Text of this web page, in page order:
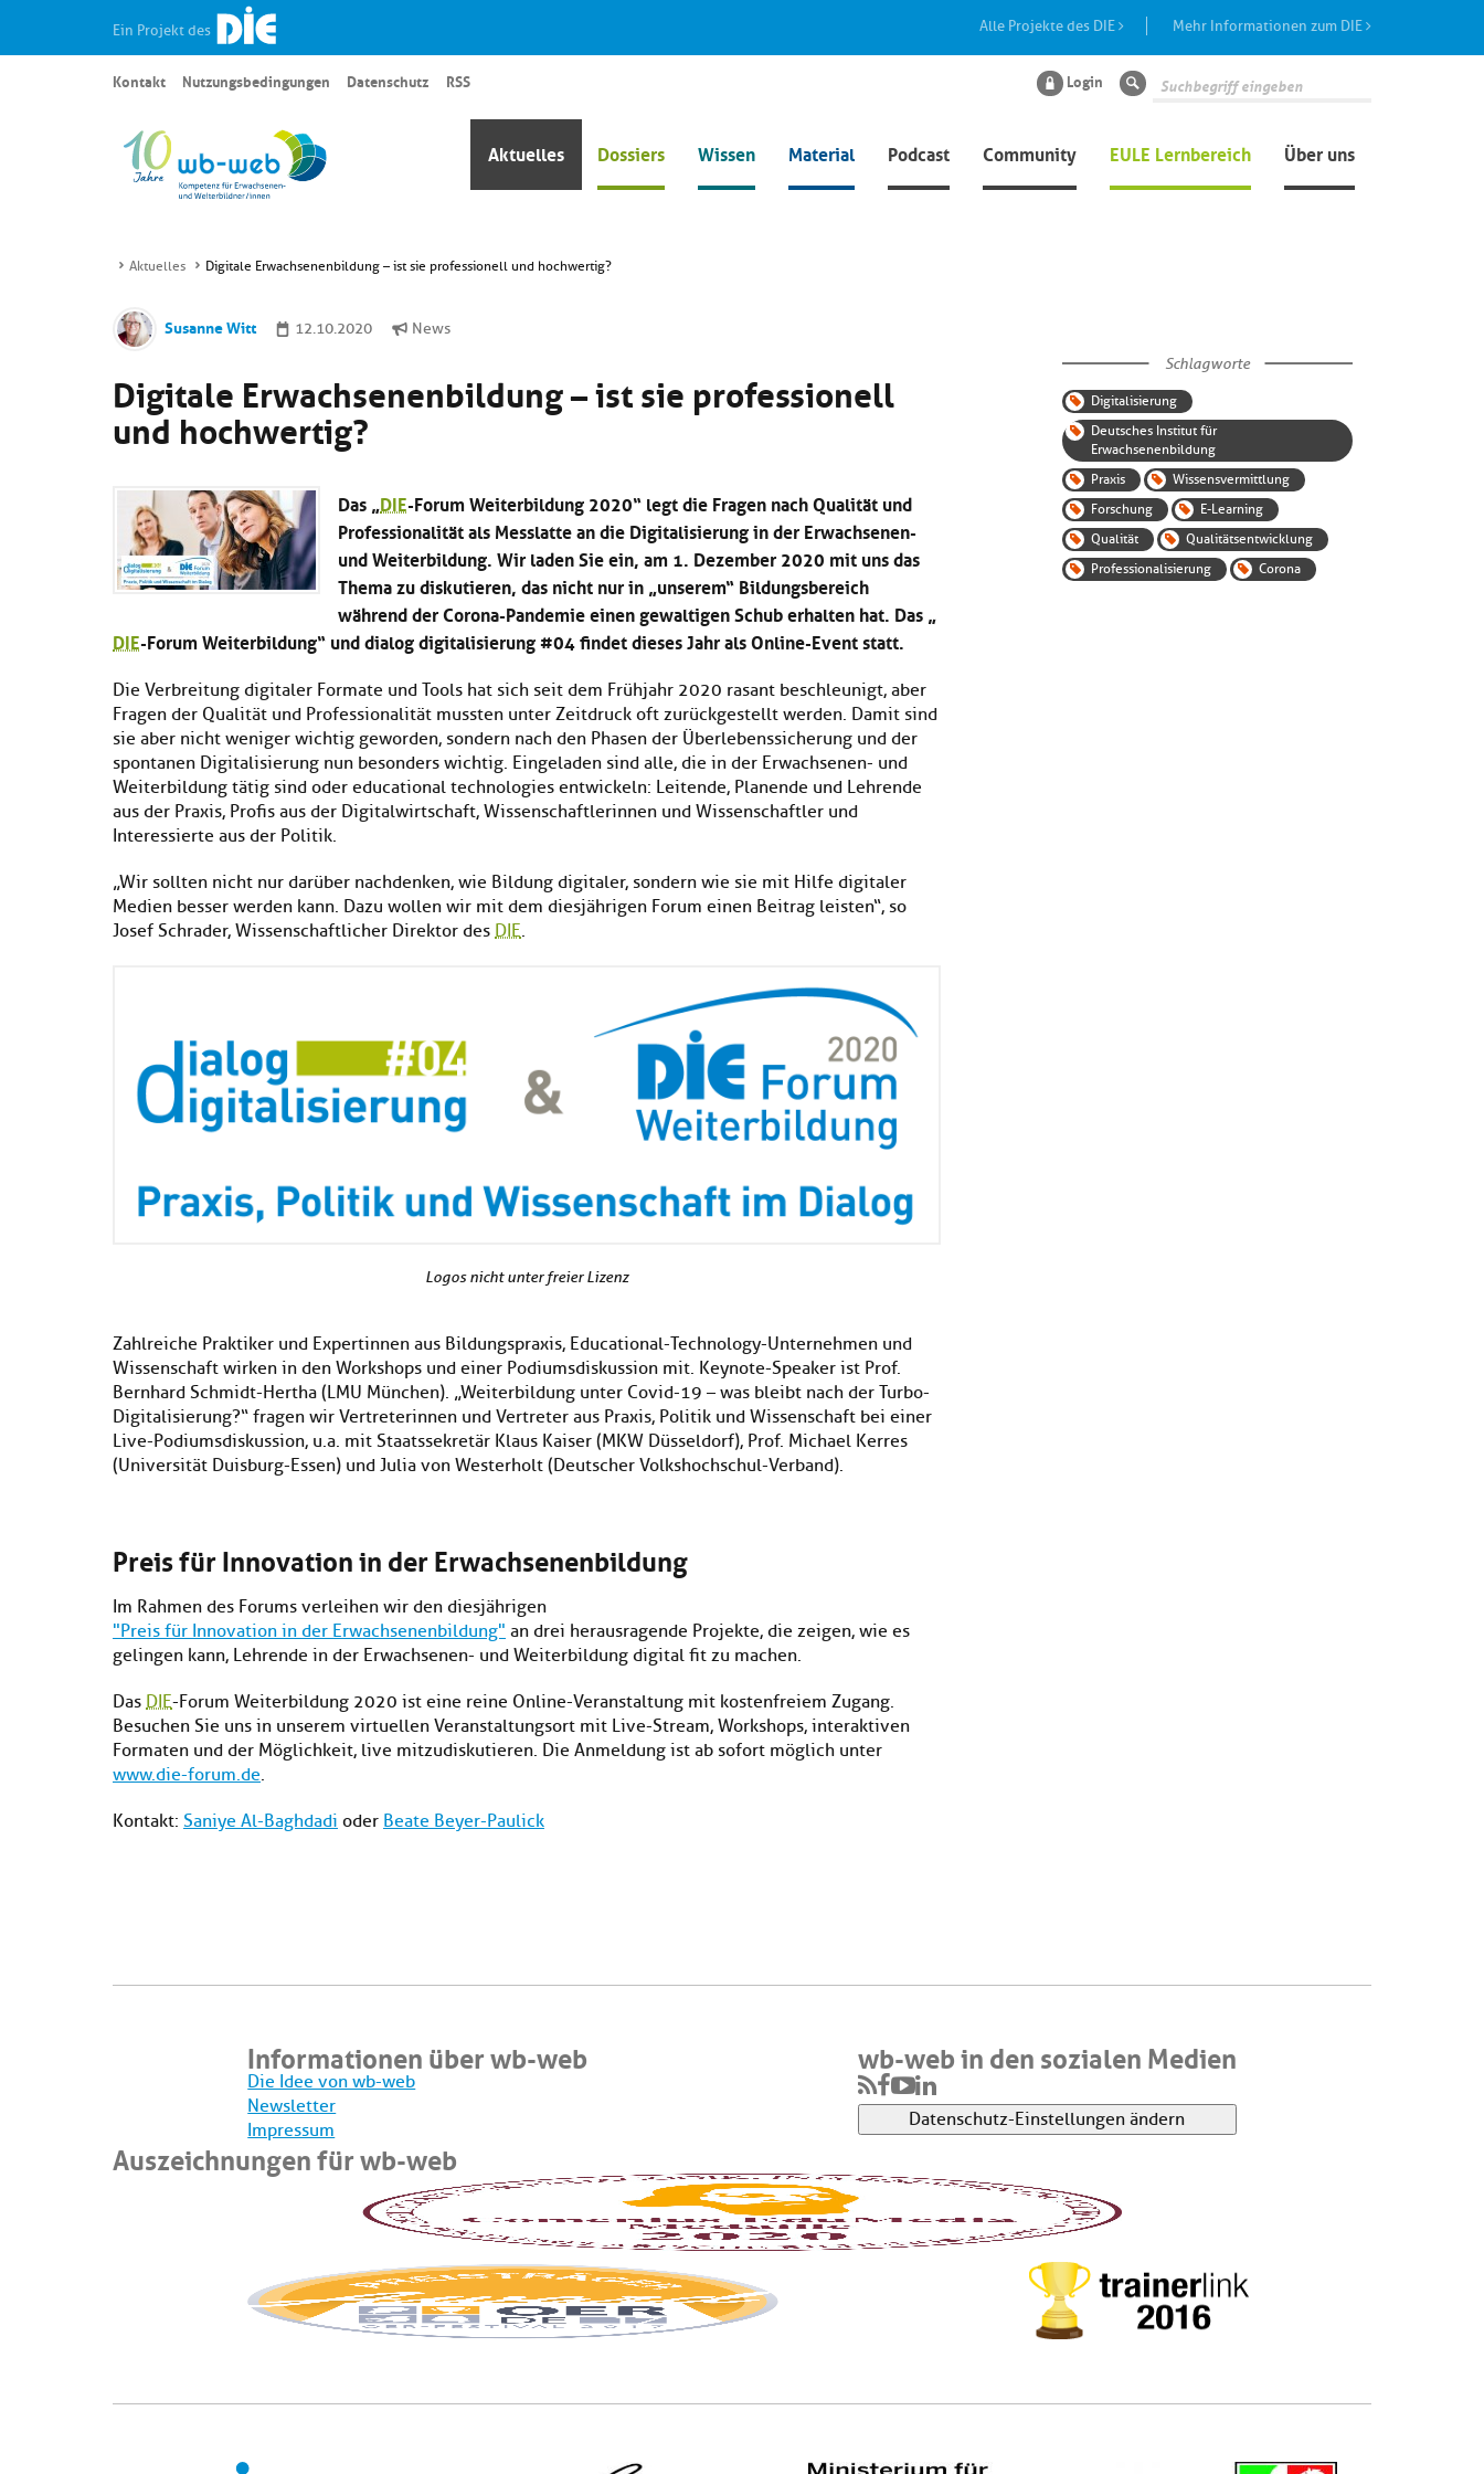
Ein Projekt des Alle Projekte des DIE Mehr Informationen zum DIE
Aktuelles Dossiers Wissen Material Podcast Community EULE Lernbereich Über uns
Kontakt Nutzungsbedingungen Datenschutz RSS Login Suche
Aktuelles Digitale Erwachsenenbildung – ist sie professionell und hochwertig?
Susanne Witt 12.10.2020 News
Digitale Erwachsenenbildung – ist sie professionell
und hochwertig?
Das „DIE-Forum Weiterbildung 2020“ legt die Fragen nach Qualität und
Professionalität als Messlatte an die Digitalisierung in der Erwachsenen-
und Weiterbildung. Wir laden Sie ein, am 1. Dezember 2020 mit uns das
Thema zu diskutieren, das nicht nur in „unserem“ Bildungsbereich
während der Corona-Pandemie einen gewaltigen Schub erhalten hat. Das „
DIE-Forum Weiterbildung“ und dialog digitalisierung #04 findet dieses Jahr als Online-Event statt.
Die Verbreitung digitaler Formate und Tools hat sich seit dem Frühjahr 2020 rasant beschleunigt, aber
Fragen der Qualität und Professionalität mussten unter Zeitdruck oft zurückgestellt werden. Damit sind
sie aber nicht weniger wichtig geworden, sondern nach den Phasen der Überlebenssicherung und der
spontanen Digitalisierung nun besonders wichtig. Eingeladen sind alle, die in der Erwachsenen- und
Weiterbildung tätig sind oder educational technologies entwickeln: Leitende, Planende und Lehrende
aus der Praxis, Profis aus der Digitalwirtschaft, Wissenschaftlerinnen und Wissenschaftler und
Interessierte aus der Politik.
„Wir sollten nicht nur darüber nachdenken, wie Bildung digitaler, sondern wie sie mit Hilfe digitaler
Medien besser werden kann. Dazu wollen wir mit dem diesjährigen Forum einen Beitrag leisten“, so
Josef Schrader, Wissenschaftlicher Direktor des DIE.
Logos nicht unter freier Lizenz
Zahlreiche Praktiker und Expertinnen aus Bildungspraxis, Educational-Technology-Unternehmen und
Wissenschaft wirken in den Workshops und einer Podiumsdiskussion mit. Keynote-Speaker ist Prof.
Bernhard Schmidt-Hertha (LMU München). „Weiterbildung unter Covid-19 – was bleibt nach der Turbo-
Digitalisierung?“ fragen wir Vertreterinnen und Vertreter aus Praxis, Politik und Wissenschaft bei einer
Live-Podiumsdiskussion, u.a. mit Staatssekretär Klaus Kaiser (MKW Düsseldorf), Prof. Michael Kerres
(Universität Duisburg-Essen) und Julia von Westerholt (Deutscher Volkshochschul-Verband).
Preis für Innovation in der Erwachsenenbildung
Im Rahmen des Forums verleihen wir den diesjährigen
"Preis für Innovation in der Erwachsenenbildung" an drei herausragende Projekte, die zeigen, wie es
gelingen kann, Lehrende in der Erwachsenen- und Weiterbildung digital fit zu machen.
Das DIE-Forum Weiterbildung 2020 ist eine reine Online-Veranstaltung mit kostenfreiem Zugang.
Besuchen Sie uns in unserem virtuellen Veranstaltungsort mit Live-Stream, Workshops, interaktiven
Formaten und der Möglichkeit, live mitzudiskutieren. Die Anmeldung ist ab sofort möglich unter
www.die-forum.de.
Kontakt: Saniye Al-Baghdadi oder Beate Beyer-Paulick
Schlagworte
Digitalisierung
Deutsches Institut für
Erwachsenenbildung
Praxis
Wissensvermittlung
Forschung
E-Learning
Qualität
Qualitätsentwicklung
Professionalisierung
Corona
Informationen über wb-web
Die Idee von wb-web
Newsletter
Impressum
wb-web in den sozialen Medien
Datenschutz-Einstellungen ändern
Auszeichnungen für wb-web